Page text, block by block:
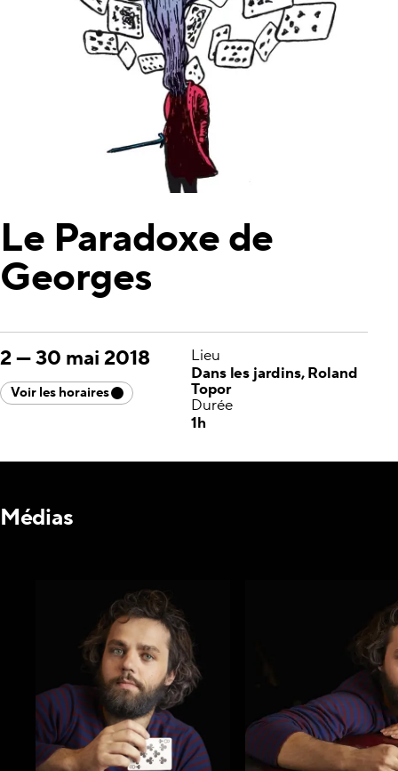
Le Paradoxe de
Georges
2—30 mai 2018
Voir les horaires
Lieu
Dans les jardins, Roland
Topor
Durée
1h
Médias